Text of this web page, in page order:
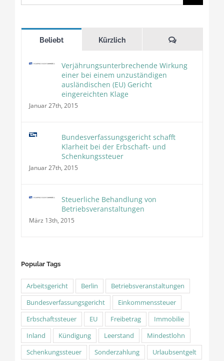
nach:
Beliebt Kürzlich Kommentare
Verjährungsunterbrechende Wirkung
einer bei einem unzuständigen
ausländischen (EU) Gericht
eingereichten Klage
Januar 27th, 2015
Bundesverfassungsgericht schafft
Klarheit bei der Erbschaft- und
Schenkungssteuer
Januar 27th, 2015
Steuerliche Behandlung von
Betriebsveranstaltungen
März 13th, 2015
Popular Tags
Arbeitsgericht Berlin
Betriebsveranstaltungen
Bundesverfassungsgericht
Einkommenssteuer
Erbschaftssteuer
EU Freibetrag
Immobilie
Inland
Kündigung Leerstand
Mindestlohn
Schenkungssteuer
Sonderzahlung
Urlaubsentgelt